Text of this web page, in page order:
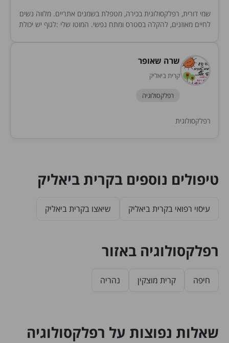
שמי דורית, רפלקסולוגית בכירה, מטפלת בשמנים אתריים. מלווה נשים
לחיים מאוזנים, להקלה בסטרס ומתח נפשי. המוטו שלי :לגוף יש יכולת
שרה שאופר
קרית ביאליק
רפלקסולוגיה
רפלקסולוגית
טיפולים נוספים בקרית ביאליק
עיסוי רפואי בקרית ביאליק שיאצו בקרית ביאליק
רפלקסולוגיה באזור
חיפה קרית מוצקין נהריה
שאלות נפוצות על רפלקסולוגיה